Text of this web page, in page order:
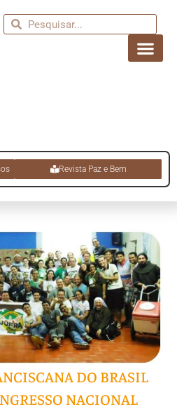
Revista Paz e Bem
DO BRASIL
NACIONAL